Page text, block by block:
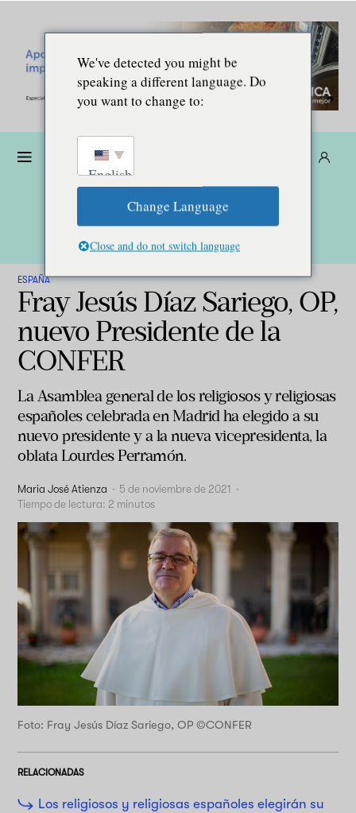
ESPAÑA
Fray Jesús Díaz Sariego, OP,
nuevo Presidente de la
CONFER
La Asamblea general de los religiosos y religiosas
españoles celebrada en Madrid ha elegido a su
nuevo presidente y a la nueva vicepresidenta, la
oblata Lourdes Perramón.
Maria José Atienza · 5 de noviembre de 2021 ·
Tiempo de lectura: 2 minutos
Foto: Fray Jesús Díaz Sariego, OP ©CONFER
RELACIONADAS
Los religiosos y religiosas españoles elegirán su
We've detected you might be
speaking a different language. Do
you want to change to:
English
Change Language
Close and do not switch language